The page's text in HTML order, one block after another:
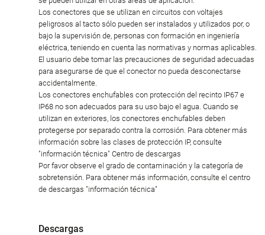
Los conectores que se utilizan en circuitos con voltajes
peligrosos al tacto sólo pueden ser instalados y utilizados por, o
bajo la supervisión de, personas con formación en ingeniería
eléctrica, teniendo en cuenta las normativas y normas aplicables.
El usuario debe tomar las precauciones de seguridad adecuadas
para asegurarse de que el conector no pueda desconectarse
accidentalmente.
Los conectores enchufables con protección del recinto IP67 e
IP68 no son adecuados para su uso bajo el agua. Cuando se
utilizan en exteriores, los conectores enchufables deben
protegerse por separado contra la corrosión. Para obtener más
información sobre las clases de protección IP, consulte
"información técnica" Centro de descargas
Por favor observe el grado de contaminación y la categoría de
sobretensión. Para obtener más información, consulte el centro
de descargas "información técnica"
Descargas